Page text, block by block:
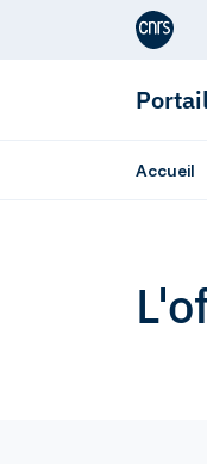
Aller au contenu
Accueil